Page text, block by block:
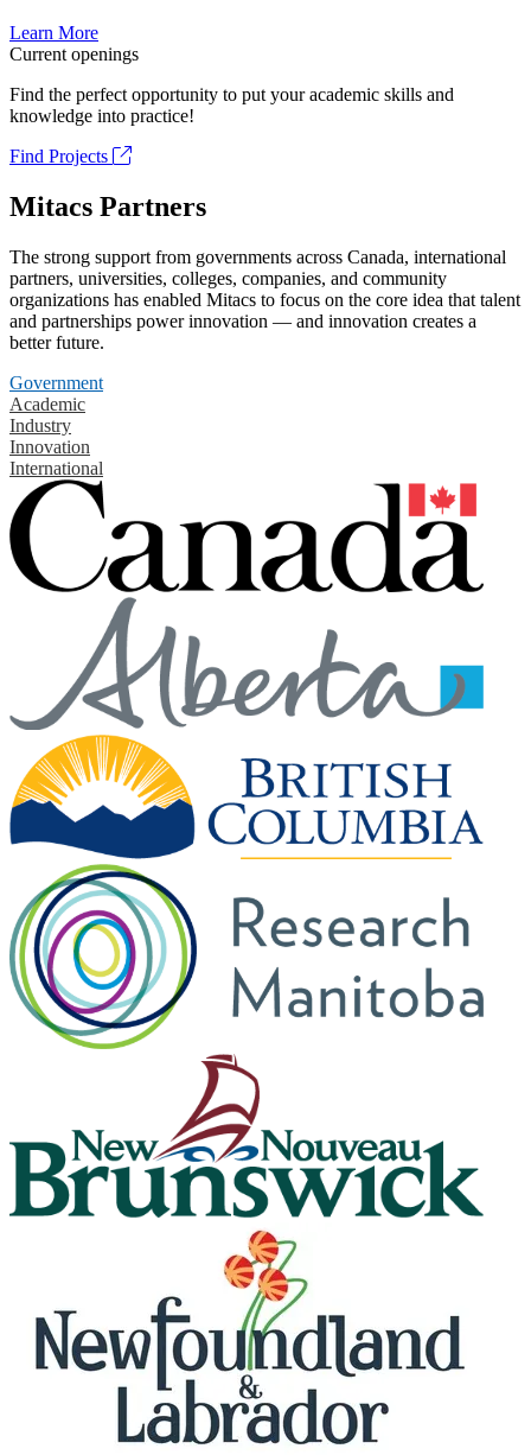
Learn More
Current openings
Find the perfect opportunity to put your academic skills and
knowledge into practice!
Find Projects
Mitacs Partners
The strong support from governments across Canada, international
partners, universities, colleges, companies, and community
organizations has enabled Mitacs to focus on the core idea that talent
and partnerships power innovation — and innovation creates a
better future.
Government
Academic
Industry
Innovation
International